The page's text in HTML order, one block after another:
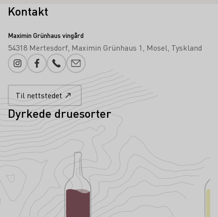
Kontakt
Maximin Grünhaus vingård
54318 Mertesdorf Maximin Grünhaus 1 Mosel Tyskland
InstagramFacebookTelefonnummer
Legg til e-post
Til nettstedet
Dyrkede druesorter